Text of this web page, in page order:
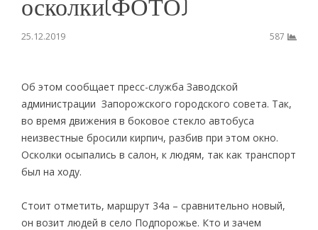
25.12.2019 587
Об этом сообщает пресс-служба Заводской
администрации Запорожского городского совета. Так,
во время движения в боковое стекло автобуса
неизвестные бросили кирпич, разбив при этом окно.
Осколки осыпались в салон, к людям, так как транспорт
был на ходу.
Стоит отметить, маршрут 34а – сравнительно новый,
он возит людей в село Подпорожье. Кто и зачем